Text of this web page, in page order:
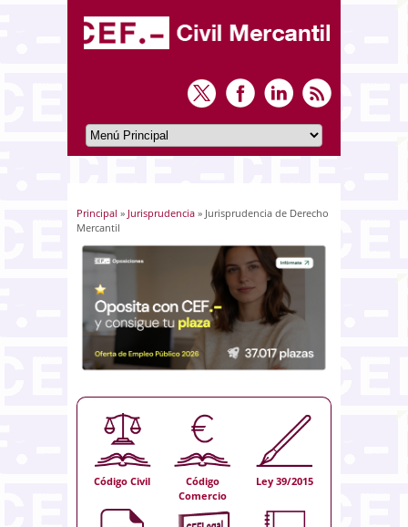
Usted está aquí
Principal » Jurisprudencia » Jurisprudencia de Derecho
Mercantil
Código Civil
Código
Comercio
Ley 39/2015